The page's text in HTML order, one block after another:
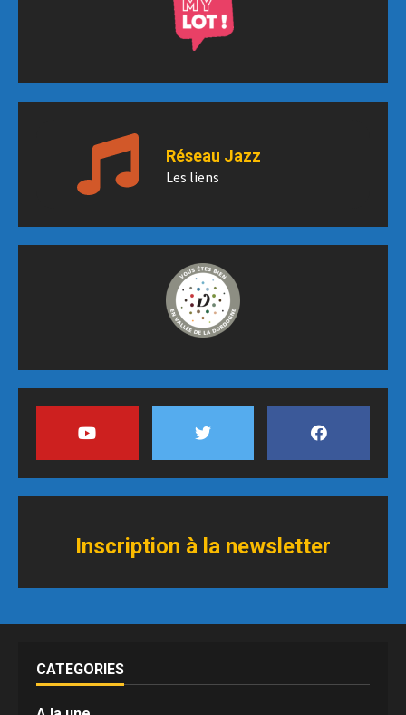
Réseau Jazz
Les liens
Inscription à a newsletter
CATEGORIES